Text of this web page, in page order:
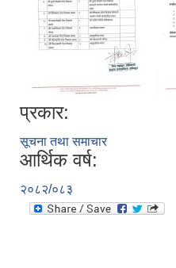
प्रकार:
सूचना तथा समाचार
आर्थिक वर्ष:
२०८२/०८३